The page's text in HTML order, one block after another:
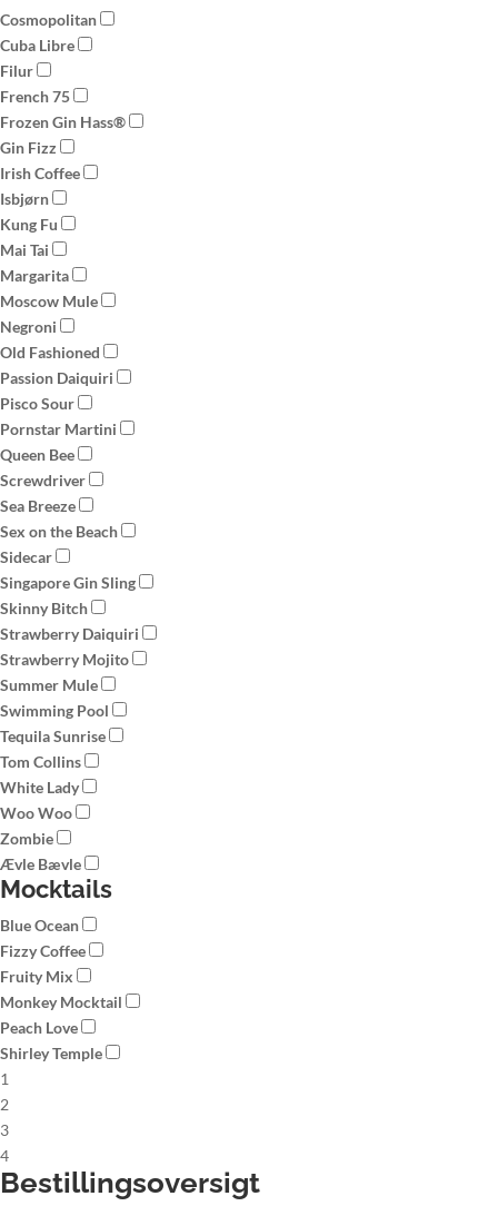
Cosmopolitan
Cuba Libre
Filur
French 75
Frozen Gin Hass®
Gin Fizz
Irish Coffee
Isbjørn
Kung Fu
Mai Tai
Margarita
Moscow Mule
Negroni
Old Fashioned
Passion Daiquiri
Pisco Sour
Pornstar Martini
Queen Bee
Screwdriver
Sea Breeze
Sex on the Beach
Sidecar
Singapore Gin Sling
Skinny Bitch
Strawberry Daiquiri
Strawberry Mojito
Summer Mule
Swimming Pool
Tequila Sunrise
Tom Collins
White Lady
Woo Woo
Zombie
Ævle Bævle
Mocktails
Blue Ocean
Fizzy Coffee
Fruity Mix
Monkey Mocktail
Peach Love
Shirley Temple
1
2
3
4
Bestillingsoversigt